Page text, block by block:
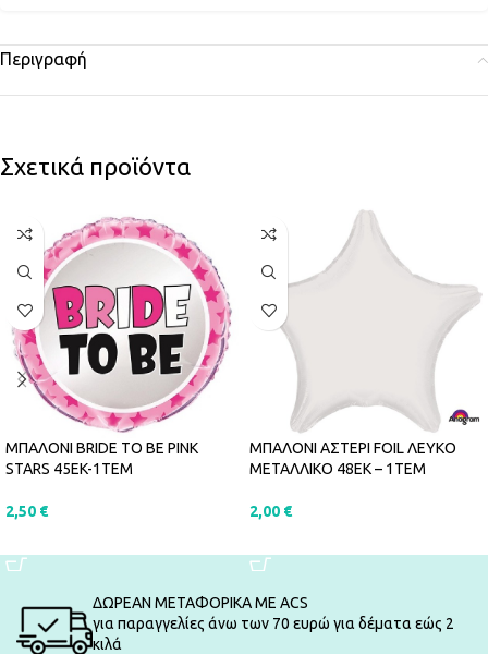
Περιγραφή
Σχετικά προϊόντα
ΜΠΑΛΟΝΙ BRIDE TO BE PINK
STARS 45EK-1ΤΕΜ
2,50 €
ΜΠΑΛΟΝΙ ΑΣΤΕΡΙ FOIL ΛΕΥΚΟ
ΜΕΤΑΛΛΙΚΟ 48ΕΚ – 1ΤΕΜ
2,00 €
ΔΩΡΕΑΝ ΜΕΤΑΦΟΡΙΚΑ ΜΕ ACS
για παραγγελίες άνω των 70 ευρώ για δέματα εώς 2
κιλά